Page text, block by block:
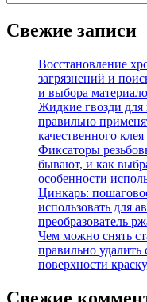
Свежие записи
Восстановление
загрязнений и
и выбора
Жидкие гвозди для
правильно
качественного
Фиксаторы
бывают, и как
особенности
Цинкарь:
использовать для
преобразователь
Чем можно снять
правильно удалить
поверхности
Свежие